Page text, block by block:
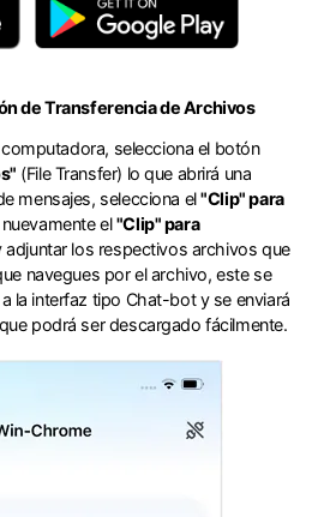
de Transferencia de Archivos󠀲󠀩󠀧󠀢󠀨󠀣󠀧󠀩󠀳
selecciona el botón
(File Transfer) lo que abrirá una
mensajes, selecciona el"Clip" para
el"Clip" para
adjuntar los respectivos archivos que
navegues por el archivo, este se
la interfaz tipo Chat-bot y se enviará
podrá ser descargado fácilmente.